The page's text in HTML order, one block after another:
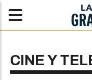
CINE Y